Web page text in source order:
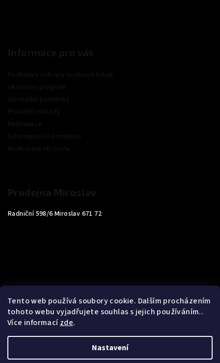
Tento web používá soubory cookie. Dalším procházením
tohoto webu vyjadřujete souhlas s jejich používáním..
Více informacízde.
Nastavení
Radniční 598/6 Miroslav 671 72